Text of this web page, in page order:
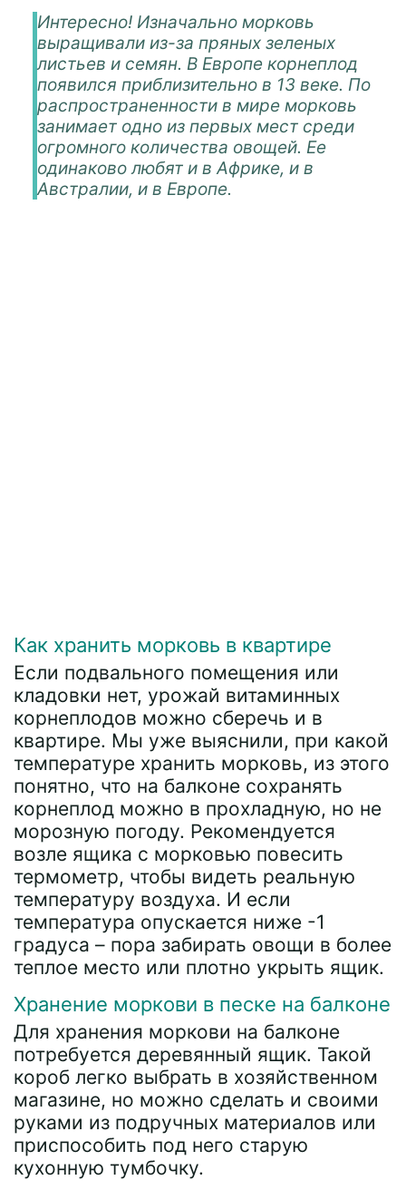
Интересно! Изначально морковь
выращивали из-за пряных зеленых
листьев и семян. В Европе корнеплод
появился приблизительно в 13 веке. По
распространенности в мире морковь
занимает одно из первых мест среди
огромного количества овощей. Ее
одинаково любят и в Африке, и в
Австралии, и в Европе.
Как хранить морковь в квартире
Если подвального помещения или
кладовки нет, урожай витаминных
корнеплодов можно сберечь и в
квартире. Мы уже выяснили, при какой
температуре хранить морковь, из этого
понятно, что на балконе сохранять
корнеплод можно в прохладную, но не
морозную погоду. Рекомендуется
возле ящика с морковью повесить
термометр, чтобы видеть реальную
температуру воздуха. И если
температура опускается ниже -1
градуса – пора забирать овощи в более
теплое место или плотно укрыть ящик.
Хранение моркови в песке на балконе
Для хранения моркови на балконе
потребуется деревянный ящик. Такой
короб легко выбрать в хозяйственном
магазине, но можно сделать и своими
руками из подручных материалов или
приспособить под него старую
кухонную тумбочку.